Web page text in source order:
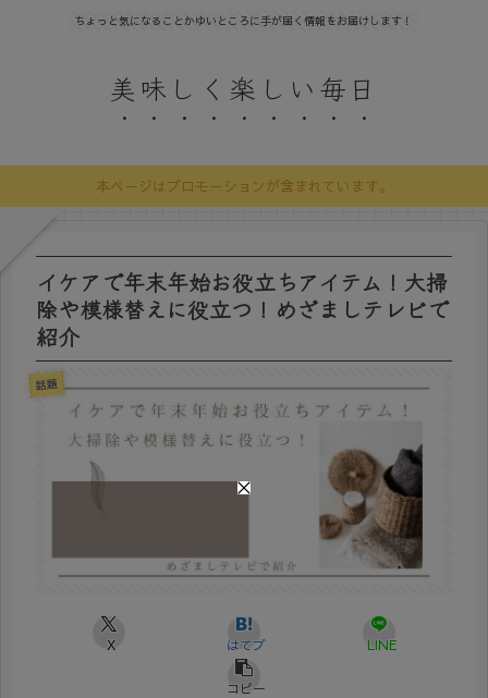
ちょっと気になることかゆいところに手が届く情報をお届けします！
美味しく楽しい毎日
本ページはプロモーションが含まれています。
イケアで年末年始お役立ちアイテム！大掃
除や模様替えに役立つ！めざましテレビで
紹介
話題
X はてブ LINE
コピー